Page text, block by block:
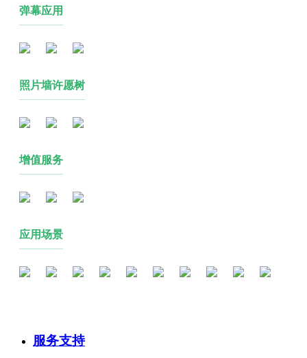
弹幕应用
照片墙许愿树
增值服务
应用场景
服务支持